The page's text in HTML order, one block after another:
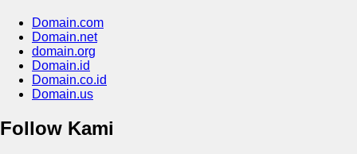
Domain.com
Domain.net
domain.org
Domain.id
Domain.co.id
Domain.us
Follow Kami